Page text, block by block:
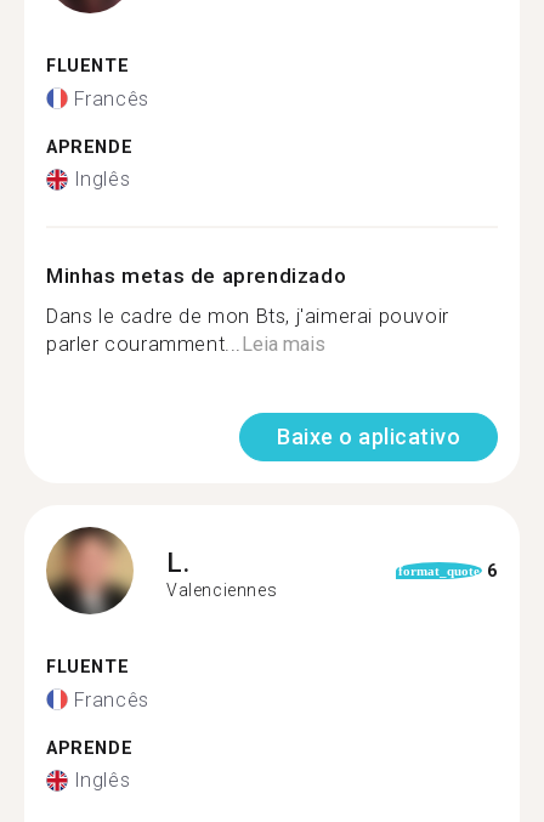
FLUENTE
Francês
APRENDE
Inglês
Minhas metas de aprendizado
Dans le cadre de mon Bts, j'aimerai pouvoir
parler couramment...Leia mais
Baixe o aplicativo
L.
Valenciennes
format_quote 6
FLUENTE
Francês
APRENDE
Inglês